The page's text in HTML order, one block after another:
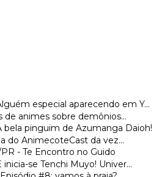
especial aparecendo em Y...
animes sobre demônios...
bela pinguim de Azumanga Daioh!
do AnimecoteCast da vez...
- Te Encontro no Guido
se Tenchi Muyo! Univer...